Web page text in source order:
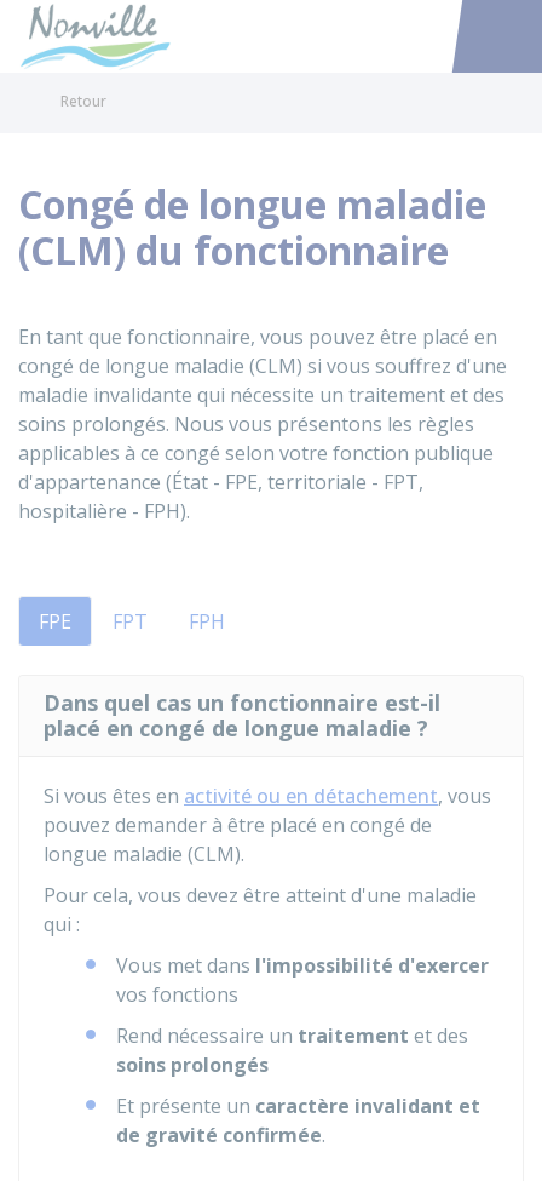
Accéder
Retour
Congé de longue maladie
(CLM) du fonctionnaire
En tant que fonctionnaire, vous pouvez être placé en
congé de longue maladie (CLM) si vous souffrez d'une
maladie invalidante qui nécessite un traitement et des
soins prolongés. Nous vous présentons les règles
applicables à ce congé selon votre fonction publique
d'appartenance (État - FPE, territoriale - FPT,
hospitalière - FPH).
FPE FPT FPH
Dans quel cas un fonctionnaire est-il
placé en congé de longue maladie ?
Si vous êtes en activité ou en détachement, vous
pouvez demander à être placé en congé de
longue maladie (CLM).
Pour cela, vous devez être atteint d'une maladie
qui :
Vous met dans l'impossibilité d'exercer
vos fonctions
Rend nécessaire un traitement et des
soins prolongés
Et présente un caractère invalidant et
de gravité confirmée.